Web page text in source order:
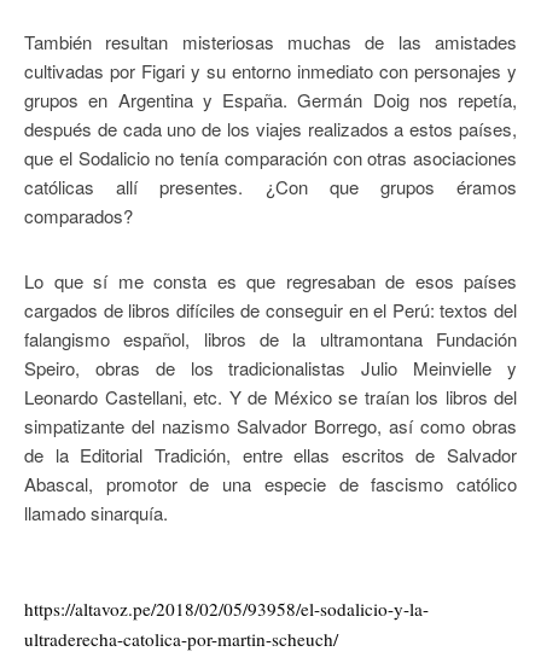
También resultan misteriosas muchas de las amistades
cultivadas por Figari y su entorno inmediato con personajes y
grupos en Argentina y España. Germán Doig nos repetía,
después de cada uno de los viajes realizados a estos países,
que el Sodalicio no tenía comparación con otras asociaciones
católicas allí presentes. ¿Con que grupos éramos
comparados?
Lo que sí me consta es que regresaban de esos países
cargados de libros difíciles de conseguir en el Perú: textos del
falangismo español, libros de la ultramontana Fundación
Speiro, obras de los tradicionalistas Julio Meinvielle y
Leonardo Castellani, etc. Y de México se traían los libros del
simpatizante del nazismo Salvador Borrego, así como obras
de la Editorial Tradición, entre ellas escritos de Salvador
Abascal, promotor de una especie de fascismo católico
llamado sinarquía.
https://altavoz.pe/2018/02/05/93958/el-sodalicio-y-la-
ultraderecha-catolica-por-martin-scheuch/